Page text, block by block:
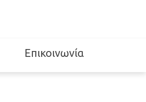
Επικοινωνία